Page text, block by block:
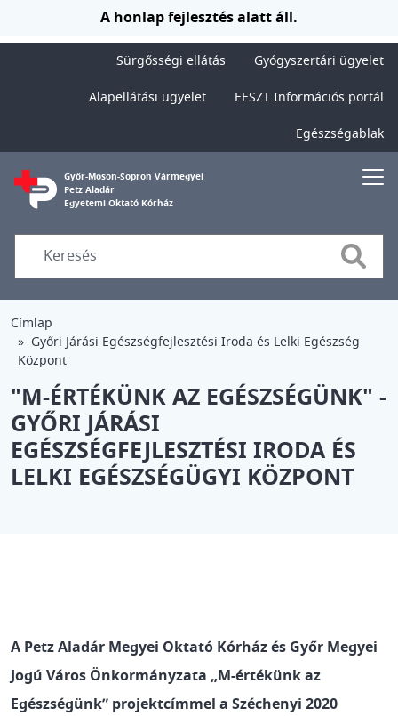
Ugrás a tartalomraA honlap fejlesztés alatt áll.
Sürgősségi ellátás
Gyógyszertári ügyelet
Alapellátási ügyelet
EESZT Információs portál
Egészségablak
Győr-Moson-Sopron Vármegyei
Petz Aladár
Egyetemi Oktató Kórház
Search
Címlap
Győri Járási Egészségfejlesztési Iroda és Lelki Egészség
Központ
"M-ÉRTÉKÜNK AZ EGÉSZSÉGÜNK" -
GYŐRI JÁRÁSI
EGÉSZSÉGFEJLESZTÉSI IRODA ÉS
LELKI EGÉSZSÉGÜGYI KÖZPONT
A Petz Aladár Megyei Oktató Kórház és Győr Megyei
Jogú Város Önkormányzata „M-értékünk az
Egészségünk” projektcímmel a Széchenyi 2020